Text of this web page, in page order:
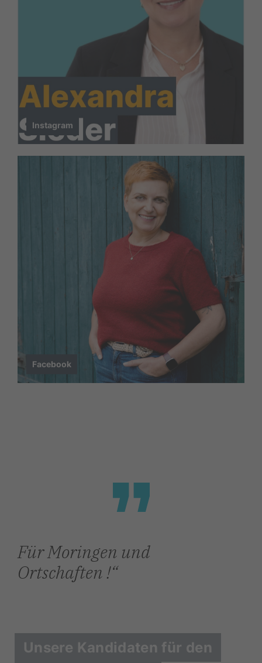
Instagram
Facebook
Für Moringen und
Ortschaften !
Unsere Kandidaten für den